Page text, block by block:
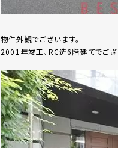
物件外観でございます。
2001年竣工、RC造6階建てでござ